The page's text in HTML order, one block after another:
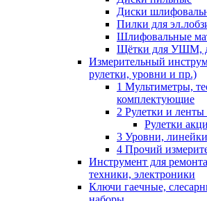
Диски
Пилки для
Шлифовальные
Щётки для УШМ,
Измерительный
рулетки, уровни и пр.)
1 Мультиметры,
комплектующие
2 Рулетки и
Рулетки
3 Уровни,
4 Прочий
Инструмент для
техники, электроники
Ключи гаечные,